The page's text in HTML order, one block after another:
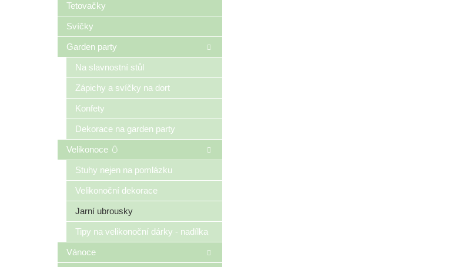
Tetovačky
Svíčky
Garden party
Na slavnostní stůl
Zápichy a svíčky na dort
Konfety
Dekorace na garden party
Velikonoce 🥚
Stuhy nejen na pomlázku
Velikonoční dekorace
Jarní ubrousky
Tipy na velikonoční dárky - nadílka
Vánoce